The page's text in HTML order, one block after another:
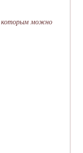
которым можно